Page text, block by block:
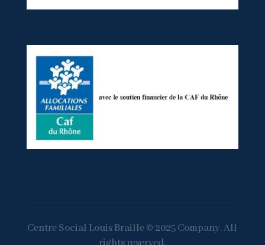
Centre Social Louis Braille © 2025 Company. All